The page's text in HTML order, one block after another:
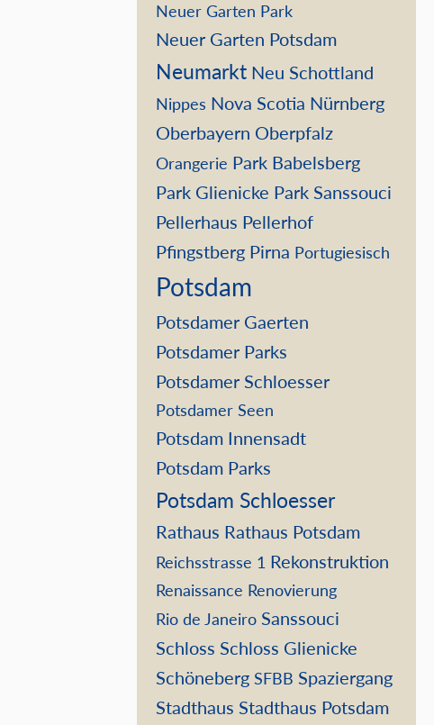
Neuer Garten Park
Neuer Garten Potsdam
Neumarkt Neu Schottland
Nippes Nova Scotia Nürnberg
Oberbayern Oberpfalz
Orangerie Park Babelsberg
Park Glienicke Park Sanssouci
Pellerhaus Pellerhof
Pfingstberg Pirna Portugiesisch
Potsdam
Potsdamer Gaerten
Potsdamer Parks
Potsdamer Schloesser
Potsdamer Seen
Potsdam Innensadt
Potsdam Parks
Potsdam Schloesser
Rathaus Rathaus Potsdam
Reichsstrasse 1 Rekonstruktion
Renaissance Renovierung
Rio de Janeiro Sanssouci
Schloss Schloss Glienicke
Schöneberg SFBB Spaziergang
Stadthaus Stadthaus Potsdam